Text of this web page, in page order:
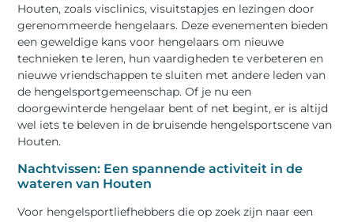
Houten, zoals visclinics, visuitstapjes en lezingen door
gerenommeerde hengelaars. Deze evenementen bieden
een geweldige kans voor hengelaars om nieuwe
technieken te leren, hun vaardigheden te verbeteren en
nieuwe vriendschappen te sluiten met andere leden van
de hengelsportgemeenschap. Of je nu een
doorgewinterde hengelaar bent of net begint, er is altijd
wel iets te beleven in de bruisende hengelsportscene van
Houten.
Nachtvissen: Een spannende activiteit in de
wateren van Houten
Voor hengelsportliefhebbers die op zoek zijn naar een